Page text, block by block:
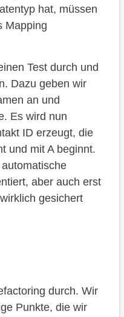
hat, müssen
Mapping
Test durch und
Dazu geben wir
an und
Es wird nun
ID erzeugt, die
und mit A beginnt.
aber auch erst
gesichert
durch. Wir
Punkte, die wir